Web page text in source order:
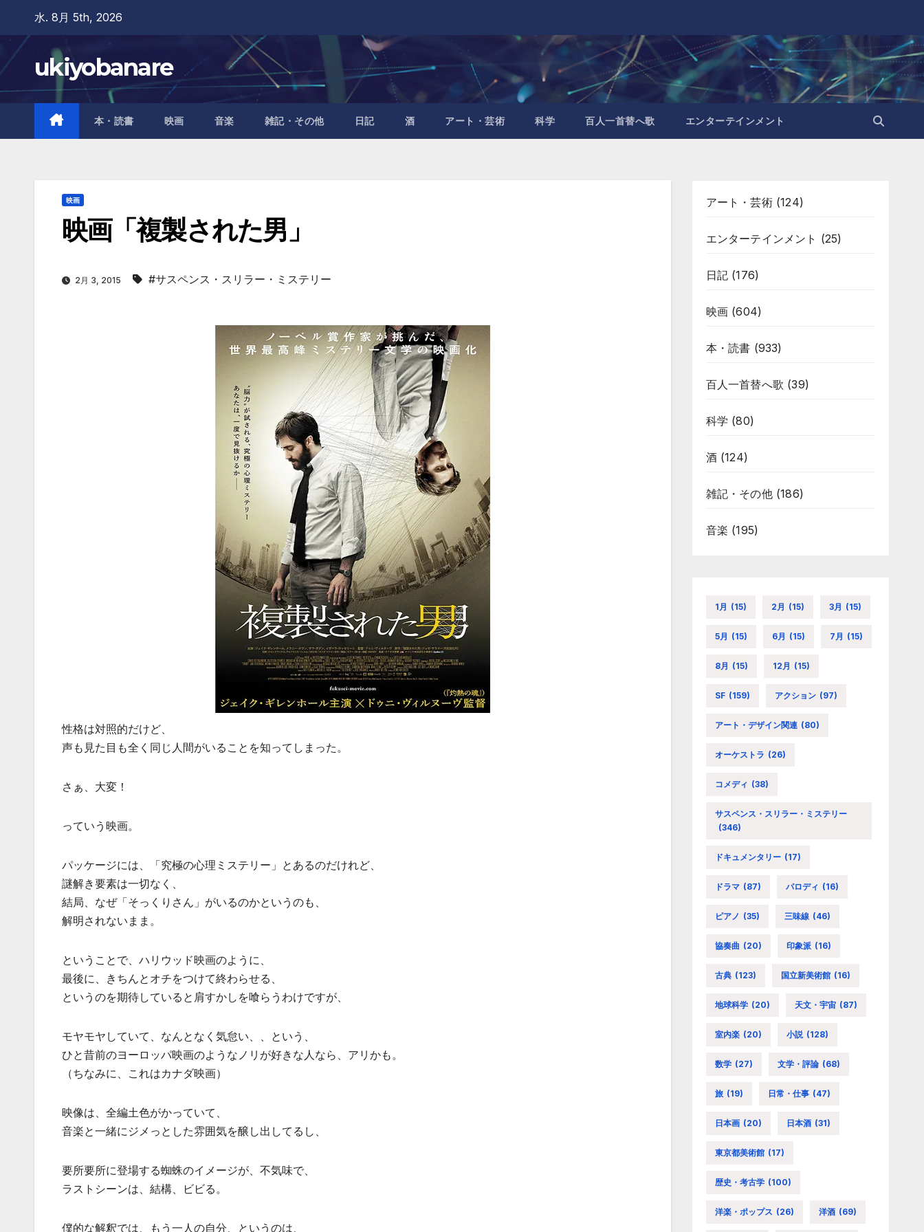
content
水. 8月 5th, 2026
ukiyobanare
本・読書 映画 音楽 雑記・その他 日記 酒 アート・芸術 科学 百人一首替へ歌 エンターテインメント
映画
映画「複製された男」
2月 3, 2015 #サスペンス・スリラー・ミステリー
性格は対照的だけど、
声も見た目も全く同じ人間がいることを知ってしまった。
さぁ、大変！
っていう映画。
パッケージには、「究極の心理ミステリー」とあるのだけれど、
謎解き要素は一切なく、
結局、なぜ「そっくりさん」がいるのかというのも、
解明されないまま。
ということで、ハリウッド映画のように、
最後に、きちんとオチをつけて終わらせる、
というのを期待していると肩すかしを喰らうわけですが、
モヤモヤしていて、なんとなく気怠い、、という、
ひと昔前のヨーロッパ映画のようなノリが好きな人なら、アリかも。
（ちなみに、これはカナダ映画）
映像は、全編土色がかっていて、
音楽と一緒にジメっとした雰囲気を醸し出してるし、
要所要所に登場する蜘蛛のイメージが、不気味で、
ラストシーンは、結構、ビビる。
僕的な解釈では、もう一人の自分、というのは、
アート・芸術(124)
エンターテインメント (25)
日記(176)
映画(604)
本・読書 (933)
百人一首替へ歌 (39)
科学 (80)
酒(124)
雑記・その他(186)
音楽 (195)
1月 (15) 2月 (15) 3月 (15)
5月 (15) 6月 (15) 7月 (15)
8月 (15) 12月 (15)
SF (159) アクション (97)
アート・デザイン関連 (80)
オーケストラ (26)
コメディ (38)
サスペンス・スリラー・ミステリー
(346)
ドキュメンタリー (17)
ドラマ (87) パロディ (16)
ピアノ (35) 三味線 (46)
協奏曲 (20) 印象派 (16)
古典 (123) 国立新美術館 (16)
地球科学 (20) 天文・宇宙 (87)
室内楽 (20) 小説 (128)
数学 (27) 文学・評論 (68)
旅 (19) 日常・仕事 (47)
日本画 (20) 日本酒 (31)
東京都美術館 (17)
歴史・考古学 (100)
洋楽・ポップス (26) 洋酒 (69)